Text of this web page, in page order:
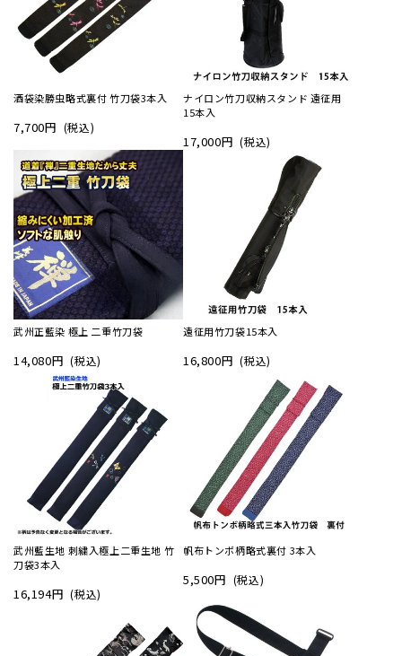
酒袋染勝虫略式裏付 竹刀袋3本入
7,700円 (税込)
ナイロン竹刀収納スタンド 遠征用
15本入
17,000円(税込)
武州正藍染 極上 二重竹刀袋
14,080円(税込)
遠征用竹刀袋15本入
16,800円(税込)
武州藍生地 刺繍入極上二重生地 竹
刀袋3本入
16,194円(税込)
帆布トンボ柄略式裏付 3本入
5,500円 (税込)